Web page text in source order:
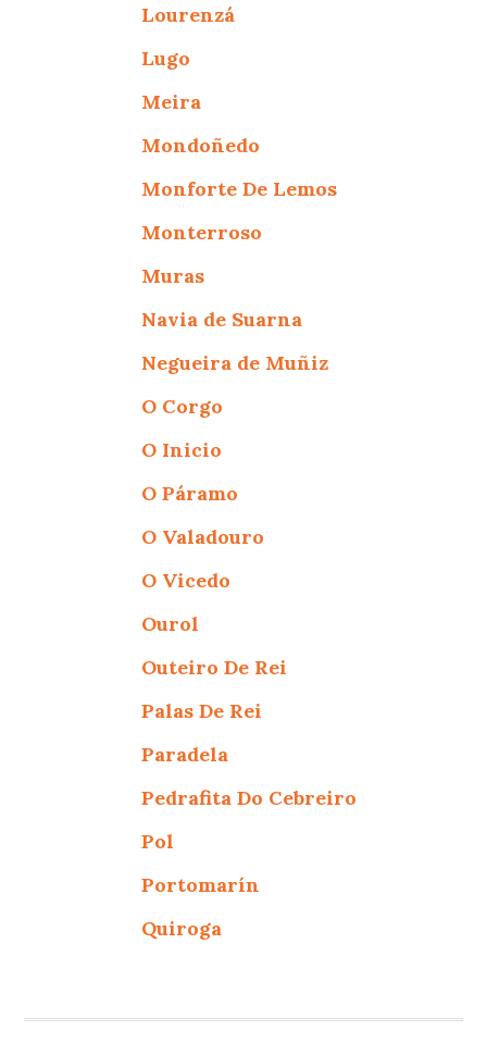
Lourenzá
Lugo
Meira
Mondoñedo
Monforte De Lemos
Monterroso
Muras
Navia de Suarna
Negueira de Muñiz
O Corgo
O Inicio
O Páramo
O Valadouro
O Vicedo
Ourol
Outeiro De Rei
Palas De Rei
Paradela
Pedrafita Do Cebreiro
Pol
Portomarín
Quiroga